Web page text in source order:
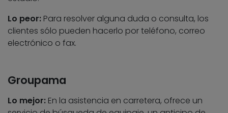
Lo peor: Para resolver alguna duda o consulta, los
clientes sólo pueden hacerlo por teléfono, correo
electrónico o fax.
Groupama
Lo mejor: En la asistencia en carretera, ofrece un